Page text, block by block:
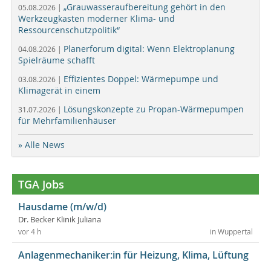
05.08.2026 | „Grauwasseraufbereitung gehört in den
Werkzeugkasten moderner Klima- und
Ressourcenschutzpolitik“
04.08.2026 | Planerforum digital: Wenn Elektroplanung
Spielräume schafft
03.08.2026 | Effizientes Doppel: Wärmepumpe und
Klimagerät in einem
31.07.2026 | Lösungskonzepte zu Propan-Wärmepumpen
für Mehrfamilienhäuser
» Alle News
TGA Jobs
Hausdame (m/w/d)
Dr. Becker Klinik Juliana
in Wuppertal
vor 4 h
Anlagenmechaniker:in für Heizung, Klima, Lüftung